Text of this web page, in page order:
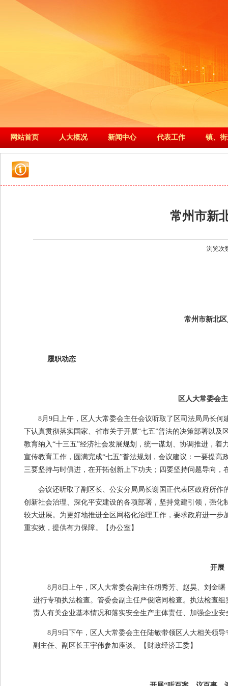
网站首页 人大概况 新闻中心 代表工作 镇、
常州市新
浏览次
常州市新北
履职动态
区人大常委会
8月9 日上午，区人大常委会主任会议听取了区司法局局长
下认真贯彻落实国家、省市关于开展“七五”普法的决策部署以及
教育纳入“十三五”经济社会发展规划，统一谋划、协调推进，
宣传教育工作，圆满完成“七五”普法规划，会议建议：一要提
三要坚持与时俱进，在开拓创新上下功夫；四要坚持问题导向，
会议还听取了副区长、公安分局局长谢国正代表区政府所
创新社会治理、深化平安建设的各项部署，坚持党建引领，强
较大进展。为更好地推进全区网格化治理工作，要求政府进一
重实效，提供有力保障。
【办公室】
开展
8月 8 日上午，区人大常委会副主任胡秀芳、赵昊、刘金
进行专项执法检查。管委会副主任严俊陪同检查。执法检查
责人有关企业基本情况和落实安全生产主体责任、加强企业安
8月 9 日下午，区人大常委会主任陆敏带领区人大相关领
副主任、副区长王宇伟参加座谈。
【财政经济工委】